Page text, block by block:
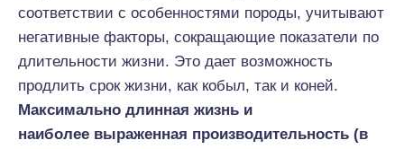
соответствии с особенностями породы, учитывают
негативные факторы, сокращающие показатели по
длительности жизни. Это дает возможность
продлить срок жизни, как кобыл, так и коней.
Максимально длинная жизнь и
наиболее выраженная производительность (в